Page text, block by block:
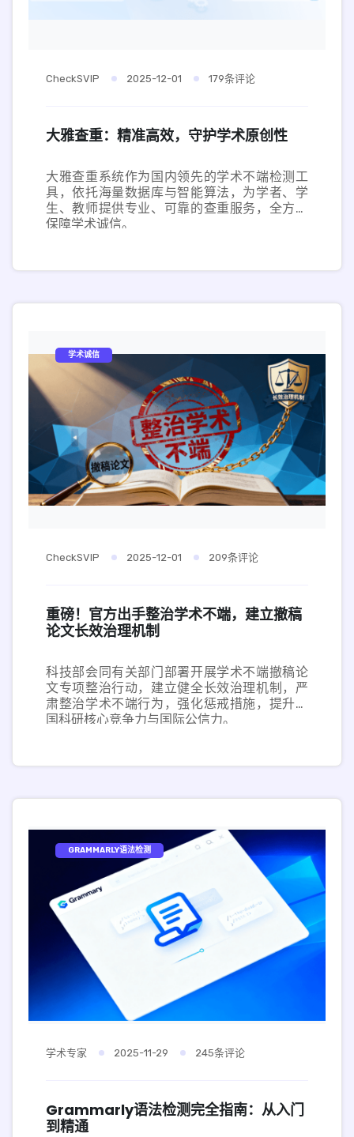
CheckSVIP 2025-12-01 179条评论
大雅查重：精准高效，守护学术原创性
大雅查重系统作为国内领先的学术不端检测工
具，依托海量数据库与智能算法，为学者、学
生、教师提供专业、可靠的查重服务，全方位
保障学术诚信。
学术诚信
CheckSVIP 2025-12-01 209条评论
重磅！官方出手整治学术不端，建立撤稿
论文长效治理机制
科技部会同有关部门部署开展学术不端撤稿论
文专项整治行动，建立健全长效治理机制，严
肃整治学术不端行为，强化惩戒措施，提升中
国科研核心竞争力与国际公信力。
GRAMMARLY语法检测
学术专家 2025-11-29 245条评论
Grammarly语法检测完全指南：从入门
到精通